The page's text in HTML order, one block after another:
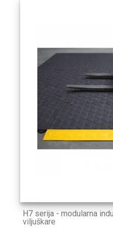
H7 serija - modularna
viljuškare